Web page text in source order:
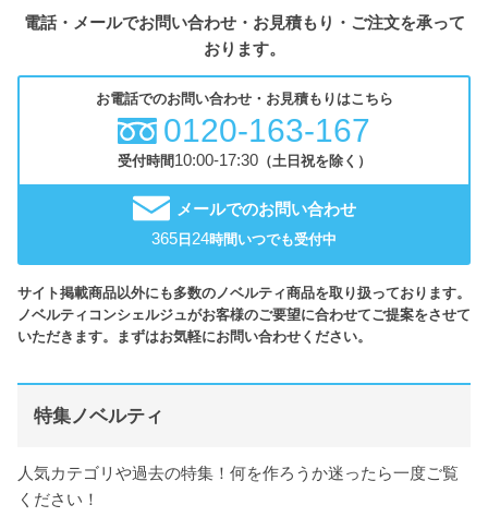
電話・メールでお問い合わせ・お見積もり・ご注文を承って
おります。
お電話でのお問い合わせ・お見積もりはこちら
0120-163-167
受付時間10:00-17:30（土日祝を除く）
メールでのお問い合わせ
365 日 24時間いつでも受付中
サイト掲載商品以外にも多数のノベルティ商品を取り扱っております。
ノベルティコンシェルジュがお客様のご要望に合わせてご提案をさせて
いただきます。まずはお気軽にお問い合わせください。
特集ノベルティ
人気カテゴリや過去の特集！何を作ろうか迷ったら一度ご覧
ください！